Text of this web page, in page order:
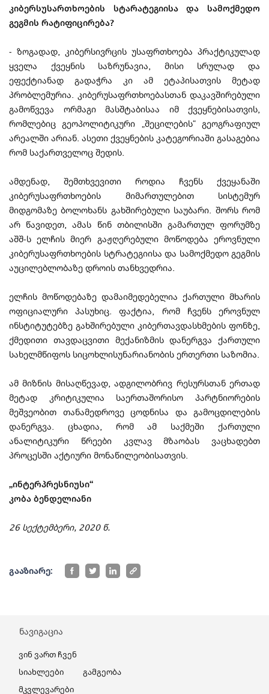
კიბერსუსართხოების სტარატეგიისა და სამოქმედო
გეგმის რატიფიცირება?
- ზოგადად, კიბერსივრცის უსაფრთხოება პრაქტიკულად
ყველა ქვეყნის საზრუნავია, მისი სრულად და
ეფექტიანად გადაჭრა კი ამ ეტაპისათვის მეტად
პრობლემურია. კიბერუსაფრთხოებასთან დაკავშირებული
გამოწვევა ორმაგი მასშტაბისაა იმ ქვეყნებისათვის,
რომლებიც გეოპოლიტიკური „შეცილების“ გეოგრაფიულ
არეალში არიან. ასეთი ქვეყნების კატეგორიაში გასაგებია
რომ საქართველოც შედის.
ამდენად, შემთხვევითი როდია ჩვენს ქვეყანაში
კიბერუსაფრთხოების მიმართულებით სისტემურ
მიდგომაზე ბოლოხანს გახშირებული საუბარი. შორს რომ
არ წავიდეთ, ამას წინ თბილისში გამართულ ფორუმზე
აშშ-ს ელჩის მიერ გაჟღერებული მოწოდება ეროვნული
კიბერუსაფრთხოების სტრატეგიისა და სამოქმედო გეგმის
აუცილებლობაზე დროის თანხვედრია.
ელჩის მოწოდებაზე დამაიმედებელია ქართული მხარის
ოფიციალური პასუხიც. ფაქტია, რომ ჩვენს ეროვნულ
ინსტიტუტებზე გახშირებული კიბერთავდასხმების ფონზე,
ქმედითი თავდაცვითი მექანიზმის დანერგვა ქართული
სახელმწიფოს სიცოხლისუნარიანობის ერთერთი საზომია.
ამ მიზნის მისაღწევად, ადგილობრივ რესურსთან ერთად
მეტად კრიტიკულია საერთაშორისო პარტნიორების
მეშვეობით თანამედროვე ცოდნისა და გამოცდილების
დანერგვა. ცხადია, რომ ამ საქმეში ქართული
ანალიტიკური წრეები კვლავ მზაობას ვაცხადებთ
პროცესში აქტიური მონაწილეობისათვის.
„ინტერპრესნიუსი“
კობა ბენდელიანი
26 სექტემბერი, 2020 წ.
გააზიარე:
ნავიგაცია
Ვინ Ვართ Ჩვენ
Სიახლეები
Გამგეობა
Მკვლევარები